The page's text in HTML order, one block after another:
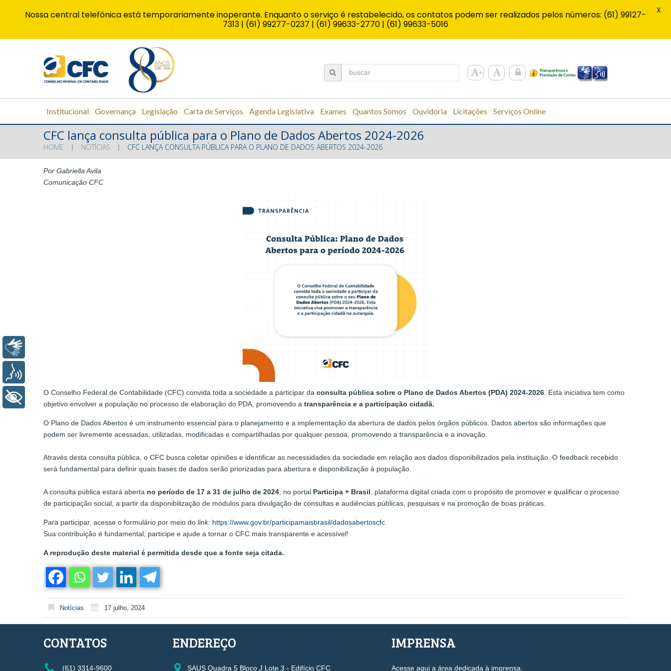
Institucional Governança Legislação Carta de Serviços Agenda Legislativa Exames Quantos Somos Ouvidoria Licitações Serviços Online
CFC lança consulta pública para o Plano de Dados Abertos 2024-2026
HOME NOTÍCIAS CFC LANÇA CONSULTA PÚBLICA PARA O PLANO DE DADOS ABERTOS 2024-2026
Por Gabriella Avila
Comunicação CFC
O Conselho Federal de Contabilidade (CFC) convida toda a sociedade a participar da consulta pública sobre o Plano de Dados Abertos (PDA) 2024-2026. Esta iniciativa tem como
objetivo envolver a população no processo de elaboração do PDA, promovendo a transparência e a participação cidadã.
O Plano de Dados Abertos é um instrumento essencial para o planejamento e a implementação da abertura de dados pelos órgãos públicos. Dados abertos são informações que
podem ser livremente acessadas, utilizadas, modificadas e compartilhadas por qualquer pessoa, promovendo a transparência e a inovação.
Através desta consulta pública, o CFC busca coletar opiniões e identificar as necessidades da sociedade em relação aos dados disponibilizados pela instituição. O feedback recebido
será fundamental para definir quais bases de dados serão priorizadas para abertura e disponibilização à população.
A consulta pública estará aberta no período de 17 a 31 de julho de 2024, no portal Participa + Brasil, plataforma digital criada com o propósito de promover e qualificar o processo
de participação social, a partir da disponibilização de módulos para divulgação de consultas e audiências públicas, pesquisas e na promoção de boas práticas.
Para participar, acesse o formulário por meio do link: https://www.gov.br/participamaisbrasil/dadosabertoscfc.
Sua contribuição é fundamental, participe e ajude a tornar o CFC mais transparente e acessível!
A reprodução deste material é permitida desde que a fonte seja citada.
Notícias 17 julho, 2024
CONTATOS
(61) 3314-9600
ENDEREÇO
SAUS Quadra 5 Bloco J Lote 3 - Edifício CFC
IMPRENSA
Acesse aqui a área dedicada à imprensa.
Nossa central telefônica está temporariamente inoperante. Enquanto o serviço é restabelecido, os contatos podem ser realizados pelos números: (61) 99127-
7313 | (61) 99277-0237 | (61) 99633-2770 | (61) 99633-5016
X
+ Acessibilidade